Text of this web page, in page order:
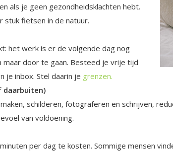
als je geen gezondheidsklachten hebt.
stuk fietsen in de natuur.
het werk is er de volgende dag nog
door te gaan. Besteed je vrije tijd
je inbox. Stel daarin je grenzen.
daarbuiten)
schilderen, fotograferen en schrijven,
van voldoening.
per dag te kosten. Sommige mensen